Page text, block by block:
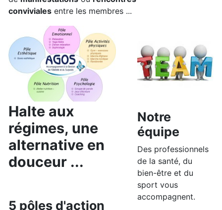
conviviales entre les membres ...
Halte aux
régimes, une
alternative en
douceur ...
5 pôles d'action
Notre
équipe
Des professionnels
de la santé, du
bien-être et du
sport vous
accompagnent.